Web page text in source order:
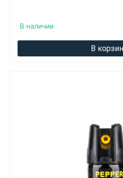
В наличии
В